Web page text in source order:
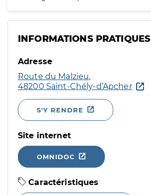
INFORMATIONS PRATIQUES
Adresse
Route du Malzieu,
48200 Saint-Chély-d’Apcher
S'Y RENDRE
Site internet
OMNIDOC
Caractéristiques